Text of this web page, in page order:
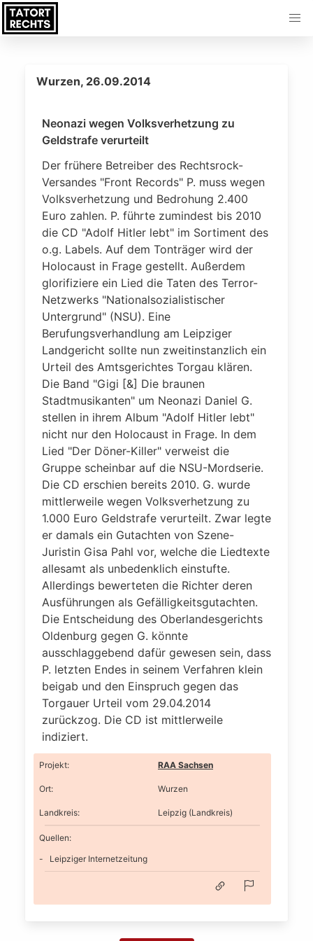
Wurzen, 26.09.2014
Neonazi wegen Volksverhetzung zu
Geldstrafe verurteilt
Der frühere Betreiber des Rechtsrock-
Versandes "Front Records" P. muss wegen
Volksverhetzung und Bedrohung 2.400
Euro zahlen. P. führte zumindest bis 2010
die CD "Adolf Hitler lebt" im Sortiment des
o.g. Labels. Auf dem Tonträger wird der
Holocaust in Frage gestellt. Außerdem
glorifiziere ein Lied die Taten des Terror-
Netzwerks "Nationalsozialistischer
Untergrund" (NSU). Eine
Berufungsverhandlung am Leipziger
Landgericht sollte nun zweitinstanzlich ein
Urteil des Amtsgerichtes Torgau klären.
Die Band "Gigi [&] Die braunen
Stadtmusikanten" um Neonazi Daniel G.
stellen in ihrem Album "Adolf Hitler lebt"
nicht nur den Holocaust in Frage. In dem
Lied "Der Döner-Killer" verweist die
Gruppe scheinbar auf die NSU-Mordserie.
Die CD erschien bereits 2010. G. wurde
mittlerweile wegen Volksverhetzung zu
1.000 Euro Geldstrafe verurteilt. Zwar legte
er damals ein Gutachten von Szene-
Juristin Gisa Pahl vor, welche die Liedtexte
allesamt als unbedenklich einstufte.
Allerdings bewerteten die Richter deren
Ausführungen als Gefälligkeitsgutachten.
Die Entscheidung des Oberlandesgerichts
Oldenburg gegen G. könnte
ausschlaggebend dafür gewesen sein, dass
P. letzten Endes in seinem Verfahren klein
beigab und den Einspruch gegen das
Torgauer Urteil vom 29.04.2014
zurückzog. Die CD ist mittlerweile
indiziert.
Projekt: RAA Sachsen
Ort: Wurzen
Landkreis: Leipzig (Landkreis)
Quellen:
Leipziger Internetzeitung